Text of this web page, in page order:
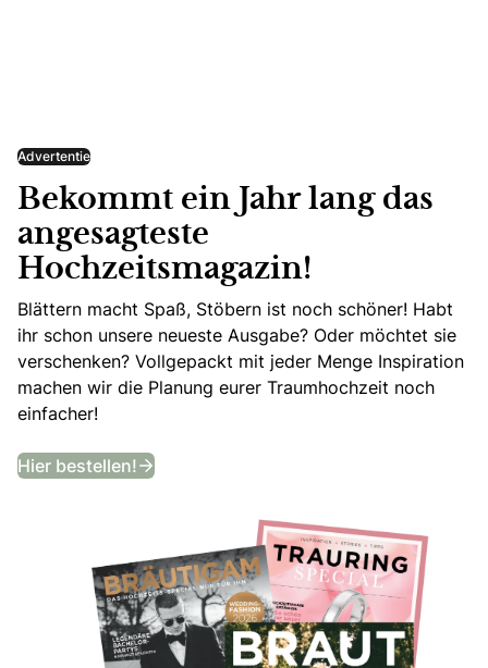
Advertentie
Bekommt ein Jahr lang das
angesagteste
Hochzeitsmagazin!
Blättern macht Spaß, Stöbern ist noch schöner! Habt
ihr schon unsere neueste Ausgabe? Oder möchtet sie
verschenken? Vollgepackt mit jeder Menge Inspiration
machen wir die Planung eurer Traumhochzeit noch
einfacher!
Hier bestellen! Bekommt ein Jahr lang das